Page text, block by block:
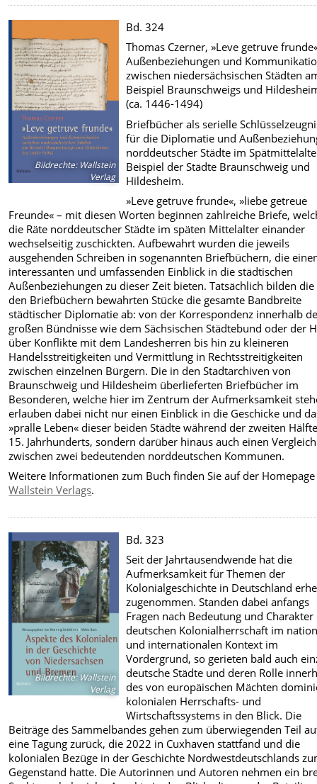
Bildrechte:Wallstein
Verlag
Bd. 324
Thomas Czerner, »Leve getruve
Außenbeziehungen und
zwischen niedersächsischen Städten
Beispiel Braunschweigs und
(ca. 1446-1494)
Briefbücher als serielle
für die Diplomatie und
norddeutscher Städte im
Beispiel der Städte Braunschweig und
Hildesheim.
»Leve getruve frunde«, »liebe getreue
Freunde« – mit diesen Worten beginnen zahlreiche Briefe,
die Räte norddeutscher Städte im späten Mittelalter einander
wechselseitig zuschickten. Aufbewahrt wurden die jeweils
ausgehenden Schreiben in sogenannten Briefbüchern, die
interessanten und umfassenden Einblick in die städtischen
Außenbeziehungen zu dieser Zeit bieten. Tatsächlich bilden
den Briefbüchern bewahrten Stücke die gesamte Bandbreite
städtischer Diplomatie ab: von der Korrespondenz innerhalb
großen Bündnisse wie dem Sächsischen Städtebund oder der
über Konflikte mit dem Landesherren bis hin zu kleineren
Handelsstreitigkeiten und Vermittlung in Rechtsstreitigkeiten
zwischen einzelnen Bürgern. Die in den Stadtarchiven von
Braunschweig und Hildesheim überlieferten Briefbücher im
Besonderen, welche hier im Zentrum der Aufmerksamkeit
erlauben dabei nicht nur einen Einblick in die Geschicke und
»pralle Leben« dieser beiden Städte während der zweiten
15. Jahrhunderts, sondern darüber hinaus auch einen Vergleich
zwischen zwei bedeutenden norddeutschen Kommunen.
Weitere Informationen zum Buch finden Sie auf der Homepage
Wallstein Verlags.
Bildrechte:Wallstein
Verlag
Bd. 323
Seit der Jahrtausendwende hat die
Aufmerksamkeit für Themen der
Kolonialgeschichte in Deutschland
zugenommen. Standen dabei anfangs
Fragen nach Bedeutung und Charakter
deutschen Kolonialherrschaft im
und internationalen Kontext im
Vordergrund, so gerieten bald auch
deutsche Städte und deren Rolle
des von europäischen Mächten
kolonialen Herrschafts- und
Wirtschaftssystems in den Blick. Die
Beiträge des Sammelbandes gehen zum überwiegenden Teil
eine Tagung zurück, die 2022 in Cuxhaven stattfand und die
kolonialen Bezüge in der Geschichte Nordwestdeutschlands
Gegenstand hatte. Die Autorinnen und Autoren nehmen ein